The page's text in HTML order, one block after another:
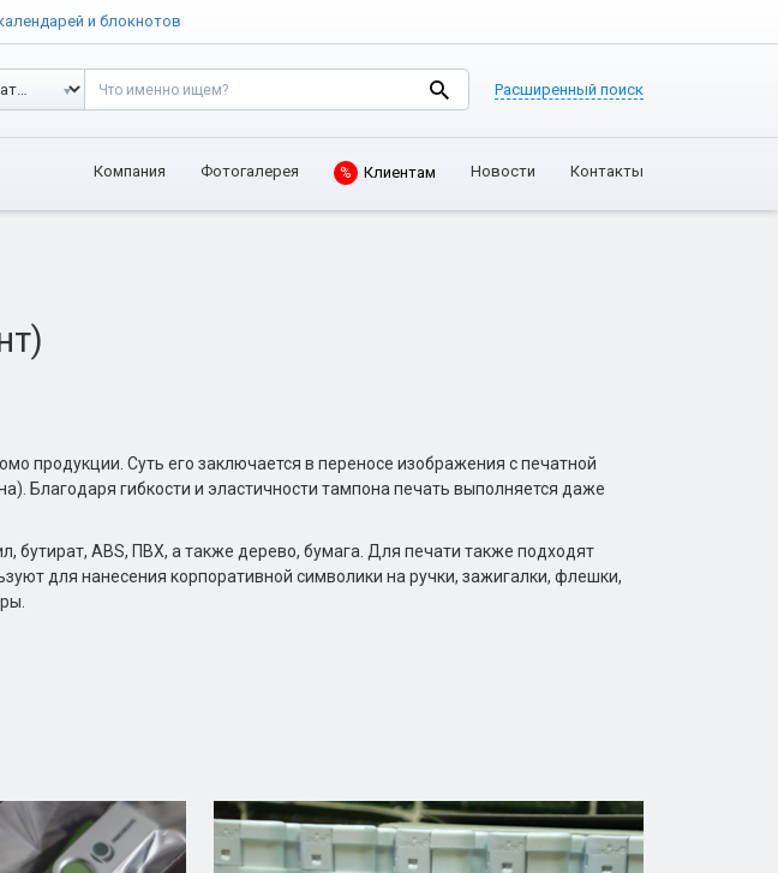
и блокнотов
Расширенный поиск
Компания Фотогалерея % Клиентам Новости Контакты
продукции. Суть его заключается в переносе изображения с печатной
Благодаря гибкости и эластичности тампона печать выполняется даже
бутират, ABS, ПВХ, а также дерево, бумага. Для печати также подходят
для нанесения корпоративной символики на ручки, зажигалки, флешки,